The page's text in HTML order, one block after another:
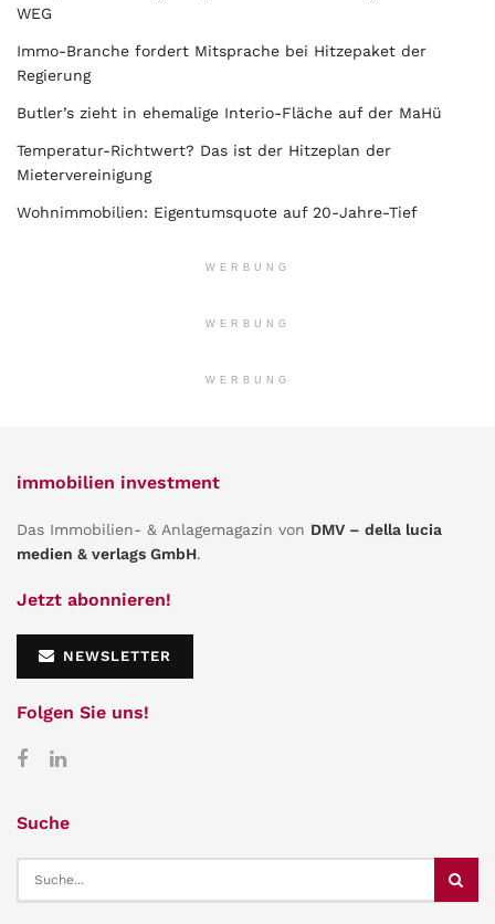
WEG
Immo-Branche fordert Mitsprache bei Hitzepaket der
Regierung
Butler’s zieht in ehemalige Interio-Fläche auf der MaHü
Temperatur-Richtwert? Das ist der Hitzeplan der
Mietervereinigung
Wohnimmobilien: Eigentumsquote auf 20-Jahre-Tief
WERBUNG
WERBUNG
WERBUNG
immobilien investment
Das Immobilien- & Anlagemagazin von DMV – della lucia
medien & verlags GmbH.
Jetzt abonnieren!
NEWSLETTER
Folgen Sie uns!
Suche